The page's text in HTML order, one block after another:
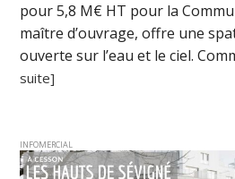
pour 5,8 M€ HT pour la
maître d’ouvrage, offre une
ouverte sur l’eau et le ciel.
suite]
INFOMERCIAL